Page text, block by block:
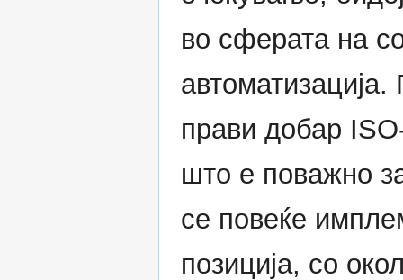
во сферата на
прави добар
што е поважно
се повеќе
позиција, со